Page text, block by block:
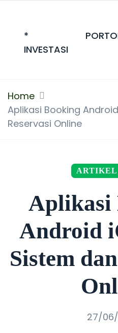
*
INVESTASI
Home
Aplikasi Booking
Reservasi Online
Aplikasi
Android
Sistem
27/